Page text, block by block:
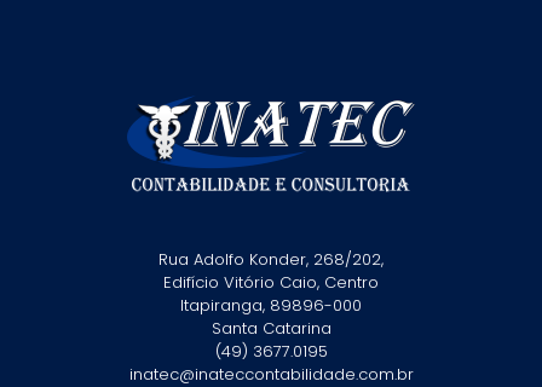
Rua Adolfo Konder, 268/202,
Edifício Vitório Caio, Centro
Itapiranga, 89896-000
Santa Catarina
(49) 3677.0195
inatec@inateccontabilidade.com.br